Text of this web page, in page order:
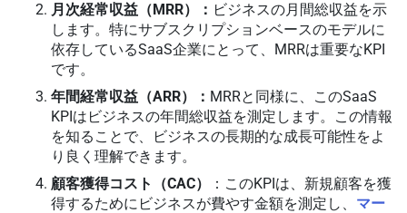
月次経常収益（MRR）： ビジネスの月間総収益を示
します。特にサブスクリプションベースのモデルに
依存しているSaaS企業にとって、MRRは重要なKPI
です。
年間経常収益（ARR）： MRRと同様に、このSaaS
KPIはビジネスの年間総収益を測定します。この情報
を知ることで、ビジネスの長期的な成長可能性をよ
り良く理解できます。
顧客獲得コスト（CAC）
：このKPIは、新規顧客を獲
得するためにビジネスが費やす金額を測定し、 マー